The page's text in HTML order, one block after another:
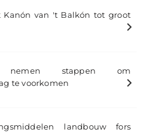
Kanón van 't Balkón tot groot
nemen stappen om
te voorkomen
landbouw fors